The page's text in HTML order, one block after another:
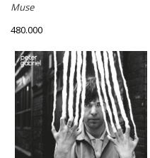
Muse
480.000